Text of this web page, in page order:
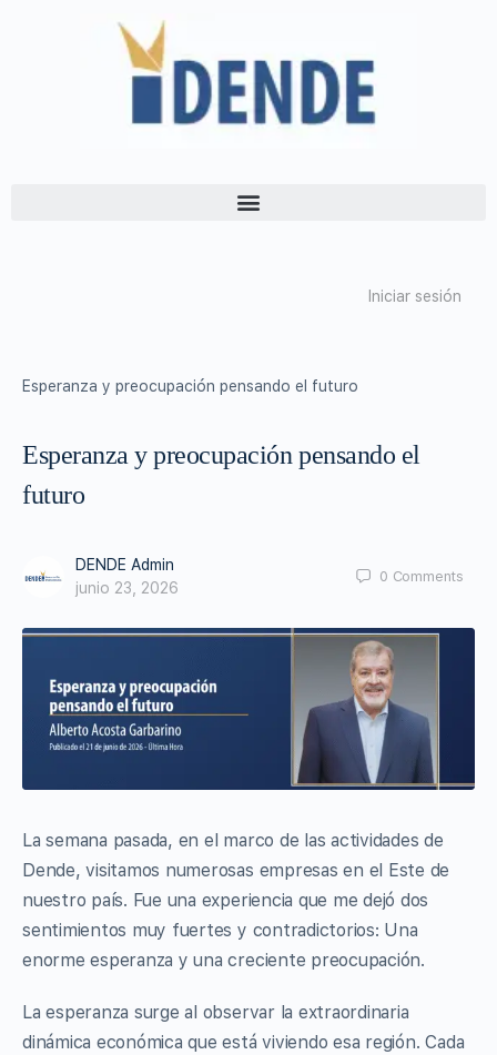
Iniciar sesión
Esperanza y preocupación pensando el futuro
Esperanza y preocupación pensando el
futuro
DENDE Admin
junio 23, 2026
0 Comments
La semana pasada, en el marco de las actividades de
Dende, visitamos numerosas empresas en el Este de
nuestro país. Fue una experiencia que me dejó dos
sentimientos muy fuertes y contradictorios: Una
enorme esperanza y una creciente preocupación.
La esperanza surge al observar la extraordinaria
dinámica económica que está viviendo esa región. Cada